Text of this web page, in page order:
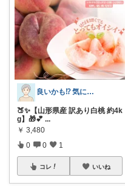
良いかも⁉ 気になる‼🤔
🍑✨【山形県産 訳あり白桃 約4k
g】🎁💕 ...
￥ 3,480
0 0 1
コレ いいね